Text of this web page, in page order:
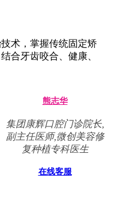
术，掌握传统固定矫
合牙齿咬合、健康、
熊志华
集团康辉口腔门诊院长,
副主任医师,微创美容修
复种植专科医生
在线客服